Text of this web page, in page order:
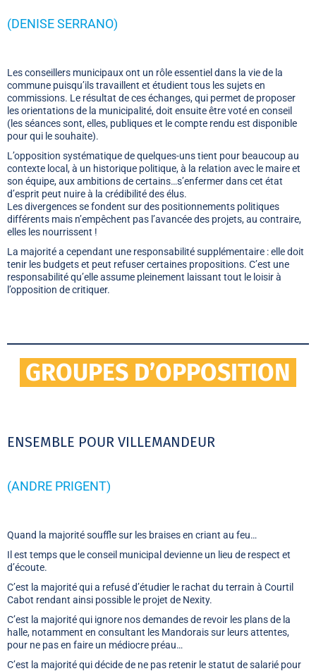
(DENISE SERRANO)
Les conseillers municipaux ont un rôle essentiel dans la vie de la
commune puisqu’ils travaillent et étudient tous les sujets en
commissions. Le résultat de ces échanges, qui permet de proposer
les orientations de la municipalité, doit ensuite être voté en conseil
(les séances sont, elles, publiques et le compte rendu est disponible
pour qui le souhaite).
L’opposition systématique de quelques-uns tient pour beaucoup au
contexte local, à un historique politique, à la relation avec le maire et
son équipe, aux ambitions de certains…s’enfermer dans cet état
d’esprit peut nuire à la crédibilité des élus.
Les divergences se fondent sur des positionnements politiques
différents mais n’empêchent pas l’avancée des projets, au contraire,
elles les nourrissent !
La majorité a cependant une responsabilité supplémentaire : elle doit
tenir les budgets et peut refuser certaines propositions. C’est une
responsabilité qu’elle assume pleinement laissant tout le loisir à
l’opposition de critiquer.
GROUPES D’OPPOSITION
ENSEMBLE POUR VILLEMANDEUR
(ANDRE PRIGENT)
Quand la majorité souffle sur les braises en criant au feu…
Il est temps que le conseil municipal devienne un lieu de respect et
d’écoute.
C’est la majorité qui a refusé d’étudier le rachat du terrain à Courtil
Cabot rendant ainsi possible le projet de Nexity.
C’est la majorité qui ignore nos demandes de revoir les plans de la
halle, notamment en consultant les Mandorais sur leurs attentes,
pour ne pas en faire un médiocre préau…
C’est la majorité qui décide de ne pas retenir le statut de salarié pour